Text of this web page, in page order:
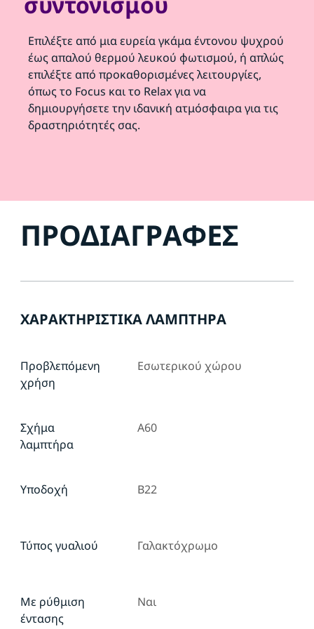
Επιλέξτε από μια ευρεία γκάμα έντονου ψυχρού
έως απαλού θερμού λευκού φωτισμού, ή απλώς
επιλέξτε από προκαθορισμένες λειτουργίες,
όπως το Focus και το Relax για να
δημιουργήσετε την ιδανική ατμόσφαιρα για τις
δραστηριότητές σας.
ΠΡΟΔΙΑΓΡΑΦΈΣ
ΧΑΡΑΚΤΗΡΙΣΤΙΚΆ ΛΑΜΠΤΉΡΑ
Προβλεπόμενη
χρήση
Εσωτερικού χώρου
Σχήμα
λαμπτήρα
A60
Υποδοχή B22
Τύπος γυαλιού Γαλακτόχρωμο
Με ρύθμιση
έντασης
Ναι